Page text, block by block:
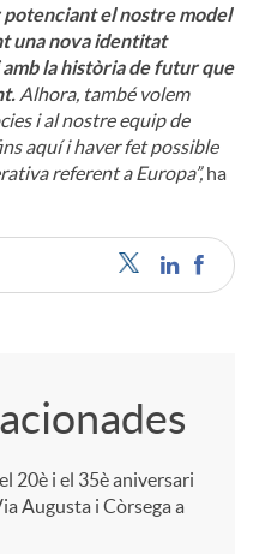
potenciant el nostre model
una nova identitat
la història de futur que
Alhora, també volem
i al nostre equip de
aquí i haver fet possible
referent a Europa”,ha
20è i el 35è aniversari
Augusta i Còrsega a